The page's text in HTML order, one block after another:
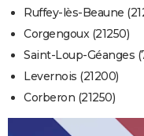
Ruffey-lès-Beaune
Corgengoux (21250)
Saint-Loup-Géanges
Levernois (21200)
Corberon (21250)